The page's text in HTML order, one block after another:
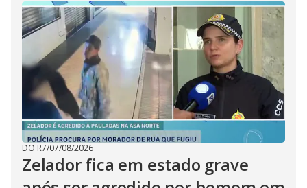
DO R7/07/08/2026
Zelador fica em estado grave